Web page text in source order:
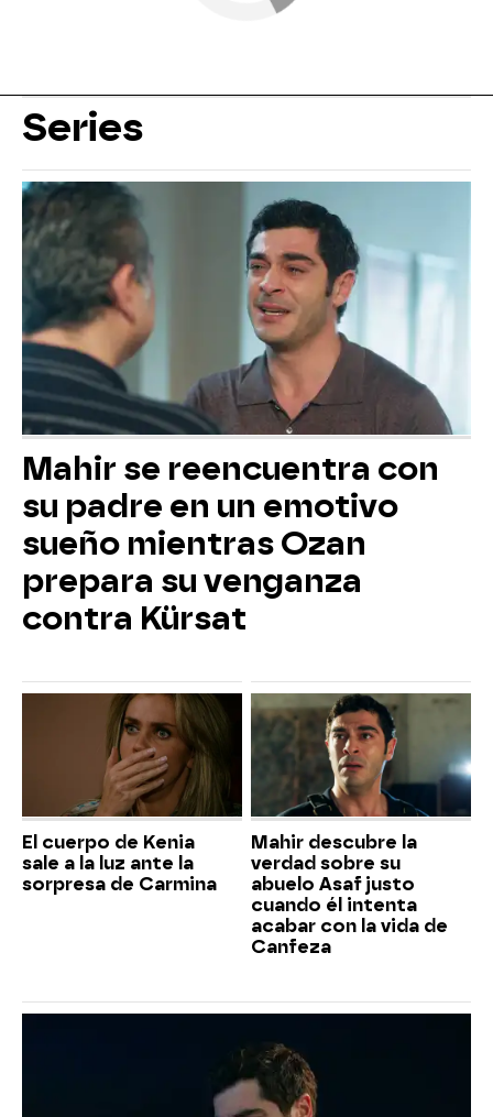
Series
Mahir se reencuentra con
su padre en un emotivo
sueño mientras Ozan
prepara su venganza
contra Kürsat
El cuerpo de Kenia
sale a la luz ante la
sorpresa de Carmina
Mahir descubre la
verdad sobre su
abuelo Asaf justo
cuando él intenta
acabar con la vida de
Canfeza